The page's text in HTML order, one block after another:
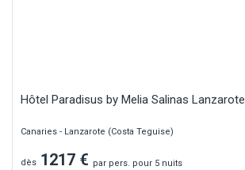
Hôtel Paradisus by Melia Salinas Lanzarote
Canaries - Lanzarote (Costa Teguise)
dès 1217 € par pers. pour 5 nuits